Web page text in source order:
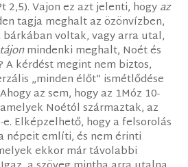
2,5). Vajon ez azt jelenti, hogyaz
tagja meghalt az özönvízben,
voltak, vagy arra utal,
mindenki meghalt, Noét és
A kérdést megint nem biztos,
„minden élőt” ismétlődése
az sem, hogy az 1Móz 10-
Noétól származtak, az
Elképzelhető, hogy a felsorolás
népeit említi, és nem érinti
ekkor már távolabbi